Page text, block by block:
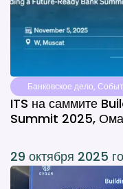
Банковское дело,
ITS на саммите
Summit 2025,
29 октября 2025